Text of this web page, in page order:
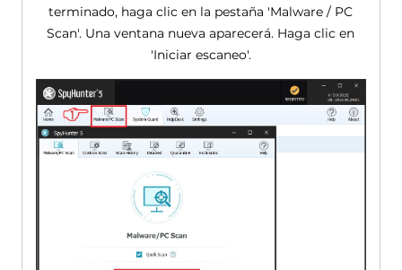
terminado, haga clic en la pestaña 'Malware / PC
Scan'. Una ventana nueva aparecerá. Haga clic en
'Iniciar escaneo'.